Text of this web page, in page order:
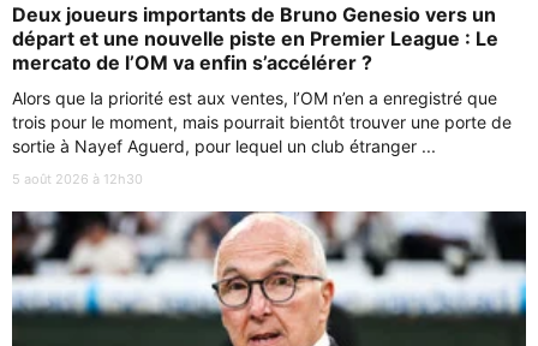
Deux joueurs importants de Bruno Genesio vers un
départ et une nouvelle piste en Premier League : Le
mercato de l’OM va enfin s’accélérer ?
Alors que la priorité est aux ventes, l’OM n’en a enregistré que
trois pour le moment, mais pourrait bientôt trouver une porte de
sortie à Nayef Aguerd, pour lequel un club étranger ...
5 août 2026 à 12h30